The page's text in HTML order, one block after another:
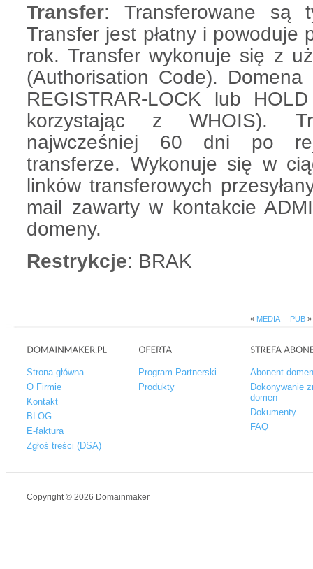
Transfer: Transferowane są
Transfer jest płatny i powoduje
rok. Transfer wykonuje się z
(Authorisation Code).
REGISTRAR-LOCK lub
korzystając z WHOIS).
najwcześniej 60 dni po
transferze. Wykonuje się w
linków transferowych
mail zawarty w kontakcie
domeny.
Restrykcje: BRAK
« MEDIA PUB »
Strona główna
O Firmie
Kontakt
BLOG
E-faktura
Zgłoś treści (DSA)
Program Partnerski
Produkty
Abonent
Dokonywanie
domen
Dokumenty
FAQ
Copyright © 2026 Domainmaker